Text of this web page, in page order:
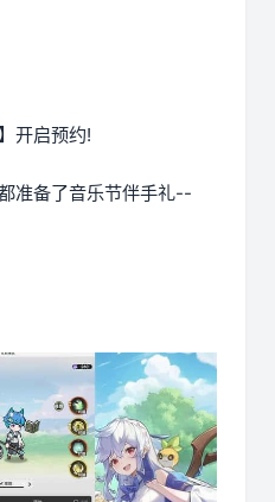
开启预约!
准备了音乐节伴手礼--